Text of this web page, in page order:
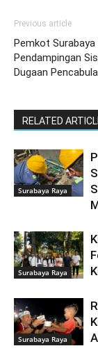
Previous article
Pemkot Surabaya
Pendampingan
Dugaan
RELATED
Surabaya Raya
Surabaya Raya
Surabaya Raya